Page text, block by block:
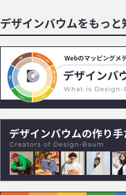
デザインバウムをもっと